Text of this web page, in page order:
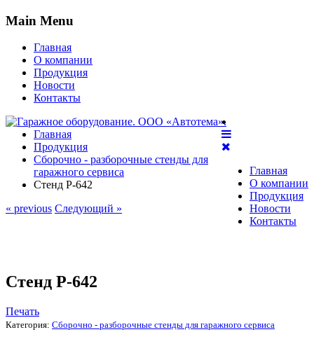
Main Menu
Главная
О компании
Продукция
Новости
Контакты
Главная
О компании
Продукция
Новости
Контакты
Главная
Продукция
Сборочно - разборочные стенды для
гаражного сервиса
Стенд Р-642
« previous Следующий »
Стенд Р-642
Печать
Категория: Сборочно - разборочные стенды для гаражного сервиса